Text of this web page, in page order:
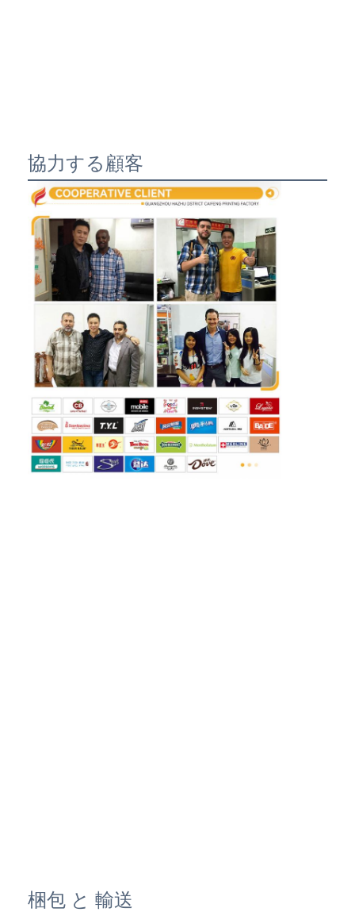
協力する顧客
梱包 と 輸送